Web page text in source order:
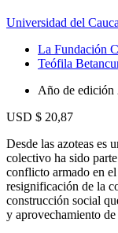
Universidad del Cauca
La Fundación
Teófila
Año de edición
USD $ 20,87
Desde las azoteas es
colectivo ha sido
conflicto armado en el
resignificación de la
construcción social
y aprovechamiento